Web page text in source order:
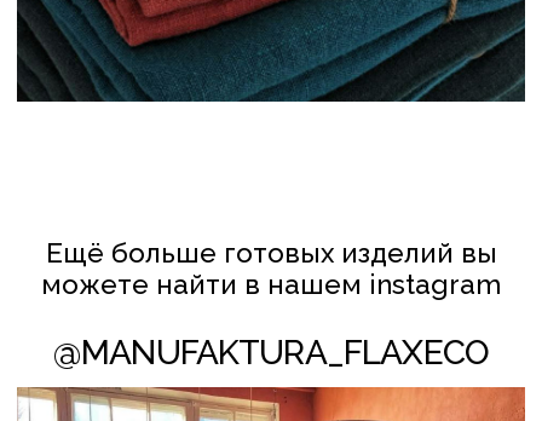
Леднёва Ольга Михайловна
УНП АС2823275
106 Инспекция МНС по Партизанскому
району г. Минска
БАЛДАХИНЫ
СОТРУДНИЧЕСТВО